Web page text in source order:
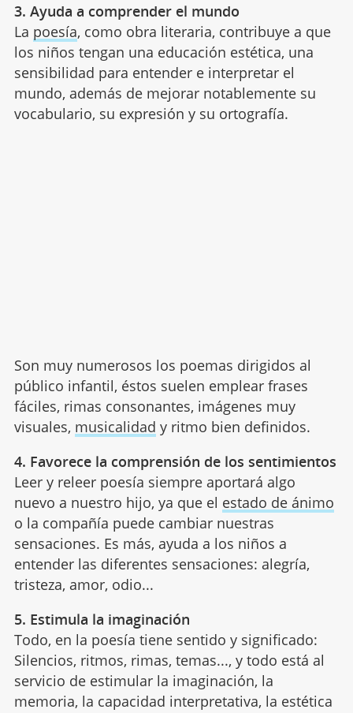
3. Ayuda a comprender el mundo
La poesía, como obra literaria, contribuye a que
los niños tengan una educación estética, una
sensibilidad para entender e interpretar el
mundo, además de mejorar notablemente su
vocabulario, su expresión y su ortografía.
Son muy numerosos los poemas dirigidos al
público infantil, éstos suelen emplear frases
fáciles, rimas consonantes, imágenes muy
visuales, musicalidad y ritmo bien definidos.
4. Favorece la comprensión de los sentimientos
Leer y releer poesía siempre aportará algo
nuevo a nuestro hijo, ya que el estado de ánimo
o la compañía puede cambiar nuestras
sensaciones. Es más, ayuda a los niños a
entender las diferentes sensaciones: alegría,
tristeza, amor, odio...
5. Estimula la imaginación
Todo, en la poesía tiene sentido y significado:
Silencios, ritmos, rimas, temas..., y todo está al
servicio de estimular la imaginación, la
memoria, la capacidad interpretativa, la estética